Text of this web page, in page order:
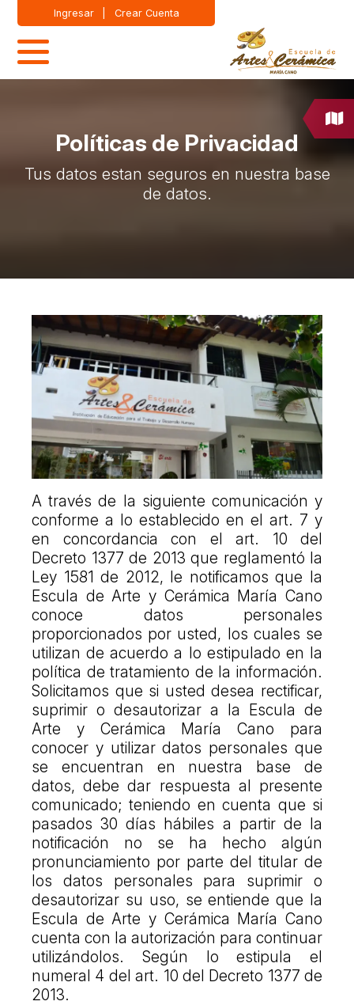
Ingresar Crear Cuenta
Políticas de Privacidad
Tus datos estan seguros en nuestra base
de datos.
A través de la siguiente comunicación y
conforme a lo establecido en el art. 7 y
en concordancia con el art. 10 del
Decreto 1377 de 2013 que reglamentó la
Ley 1581 de 2012, le notificamos que la
Escula de Arte y Cerámica María Cano
conoce datos personales
proporcionados por usted, los cuales se
utilizan de acuerdo a lo estipulado en la
política de tratamiento de la información.
Solicitamos que si usted desea rectificar,
suprimir o desautorizar a la Escula de
Arte y Cerámica María Cano para
conocer y utilizar datos personales que
se encuentran en nuestra base de
datos, debe dar respuesta al presente
comunicado; teniendo en cuenta que si
pasados 30 días hábiles a partir de la
notificación no se ha hecho algún
pronunciamiento por parte del titular de
los datos personales para suprimir o
desautorizar su uso, se entiende que la
Escula de Arte y Cerámica María Cano
cuenta con la autorización para continuar
utilizándolos. Según lo estipula el
numeral 4 del art. 10 del Decreto 1377 de
2013.